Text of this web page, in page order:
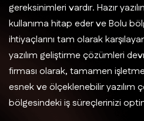
gereksinimleri vardır. Hazır
kullanıma hitap eder ve Bolu
ihtiyaçlarını tam olarak
yazılım geliştirme çözümleri
firması olarak, tamamen
esnek ve ölçeklenebilir yazılım
bölgesindeki iş süreçlerinizi